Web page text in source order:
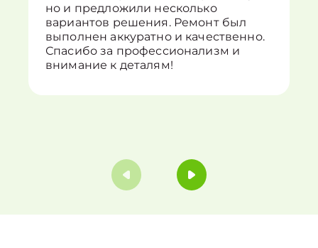
но и предложили несколько
вариантов решения. Ремонт был
выполнен аккуратно и качественно.
Спасибо за профессионализм и
внимание к деталям!